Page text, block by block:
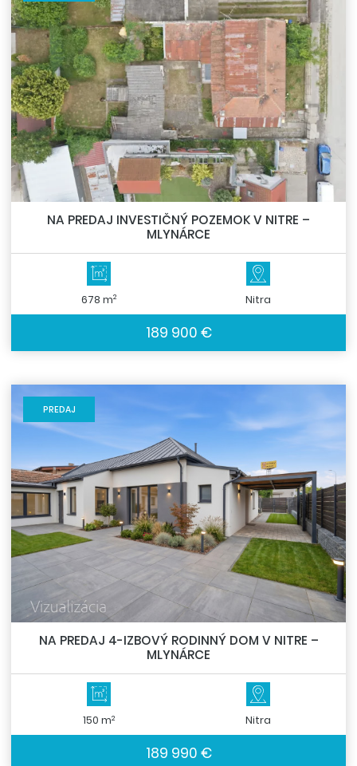
NA PREDAJ INVESTIČNÝ POZEMOK V NITRE –
MLYNÁRCE
678 m2 Nitra
189 900 €
PREDAJ
NA PREDAJ 4-IZBOVÝ RODINNÝ DOM V NITRE –
MLYNÁRCE
150 m2 Nitra
189 990 €